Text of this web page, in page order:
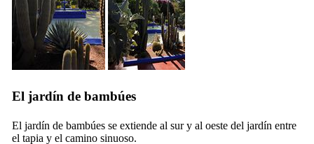
El jardín de bambúes
El jardín de bambúes se extiende al sur y al oeste del jardín entre
el tapia y el camino sinuoso.